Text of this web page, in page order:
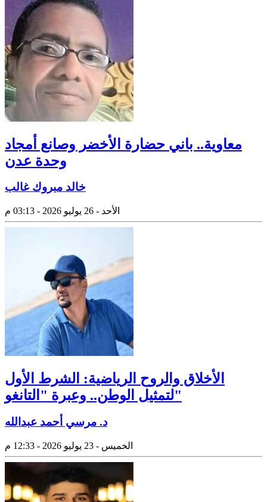
معاوية.. باني حضارة الأخضر وصانع أمجاد
وحدة عدن
خالد مبروك غالب
الأحد - 26 يوليو 2026 - 03:13 م
الأخلاق والروح الرياضية: الشرط الأول
لتمثيل الوطن.. وعبرة "التانغو"
د. مرسي أحمد عبدالله
الخميس - 23 يوليو 2026 - 12:33 م